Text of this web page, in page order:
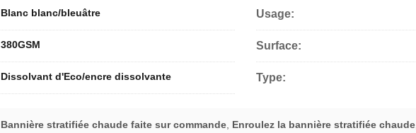
Blanc blanc/bleuâtre Usage:
380GSM Surface:
Dissolvant d'Eco/encre dissolvante Type:
Bannière stratifiée chaude faite sur commande Enroulez la bannière stratifiée chaude